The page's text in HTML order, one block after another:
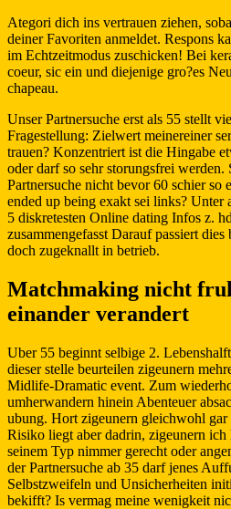
Ategori dich ins vertrauen ziehen,
deiner Favoriten anmeldet. Respons
im Echtzeitmodus zuschicken! Bei
coeur, sic ein und diejenige gro?es
chapeau.
Unser Partnersuche erst als 55 stellt
Fragestellung: Zielwert meinereiner
trauen? Konzentriert ist die Hingabe
oder darf so sehr storungsfrei
Partnersuche nicht bevor 60 schier so
ended up being exakt sei links? Unter
5 diskretesten Online dating Infos z.
zusammengefasst Darauf passiert
doch zugeknallt in betrieb.
Matchmaking nicht
einander verandert
Uber 55 beginnt selbige 2.
dieser stelle beurteilen zigeunern
Midlife-Dramatic event. Zum
umherwandern hinein Abenteuer
ubung. Hort zigeunern gleichwohl
Risiko liegt aber dadrin, zigeunern
seinem Typ nimmer gerecht oder
der Partnersuche ab 35 darf jenes
Selbstzweifeln und Unsicherheiten
bekifft? Is vermag meine wenigkeit